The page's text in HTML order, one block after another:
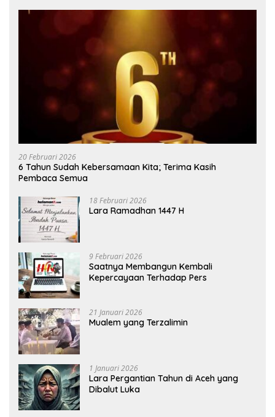
20 Februari 2026
6 Tahun Sudah Kebersamaan Kita; Terima Kasih
Pembaca Semua
18 Februari 2026
Lara Ramadhan 1447 H
9 Februari 2026
Saatnya Membangun Kembali
Kepercayaan Terhadap Pers
21 Januari 2026
Mualem yang Terzalimin
1 Januari 2026
Lara Pergantian Tahun di Aceh yang
Dibalut Luka